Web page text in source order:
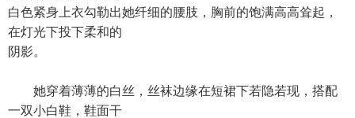
白色紧身上衣勾勒出她纤细的腰肢，胸前的饱满高高耸起，
在灯光下投下柔和的
阴影。
她穿着薄薄的白丝，丝袜边缘在短裙下若隐若现，搭配
一双小白鞋，鞋面干